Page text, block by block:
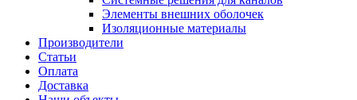
Элементы внешних оболочек
Изоляционные материалы
Производители
Статьи
Оплата
Доставка